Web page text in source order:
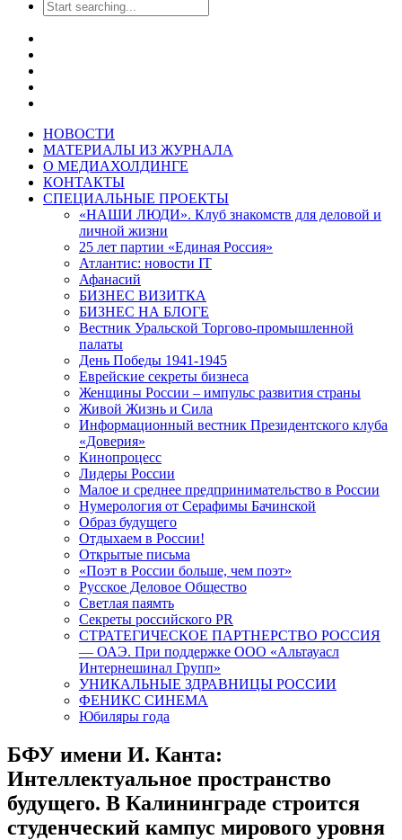
НОВОСТИ
МАТЕРИАЛЫ ИЗ ЖУРНАЛА
О МЕДИАХОЛДИНГЕ
КОНТАКТЫ
СПЕЦИАЛЬНЫЕ ПРОЕКТЫ
«НАШИ ЛЮДИ». Клуб знакомств для деловой и
личной жизни
25 лет партии «Единая Россия»
Атлантис: новости IT
Афанасий
БИЗНЕС ВИЗИТКА
БИЗНЕС НА БЛОГЕ
Вестник Уральской Торгово-промышленной
палаты
День Победы 1941-1945
Еврейские секреты бизнеса
Женщины России – импульс развития страны
Живой Жизнь и Сила
Информационный вестник Президентского клуба
«Доверия»
Кинопроцесс
Лидеры России
Малое и среднее предпринимательство в России
Нумерология от Серафимы Бачинской
Образ будущего
Отдыхаем в России!
Открытые письма
«Поэт в России больше, чем поэт»
Русское Деловое Общество
Светлая паямть
Секреты российского PR
СТРАТЕГИЧЕСКОЕ ПАРТНЕРСТВО РОССИЯ
— ОАЭ. При поддержке ООО «Альтауасл
Интернешинал Групп»
УНИКАЛЬНЫЕ ЗДРАВНИЦЫ РОССИИ
ФЕНИКС СИНЕМА
Юбиляры года
БФУ имени И. Канта:
Интеллектуальное пространство
будущего. В Калининграде строится
студенческий кампус мирового уровня